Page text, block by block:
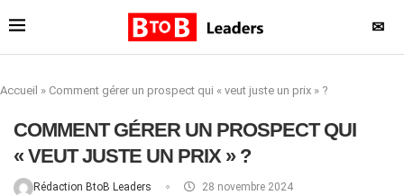
✉
Accueil » Comment gérer un prospect qui « veut juste un prix » ?
COMMENT GÉRER UN PROSPECT QUI
« VEUT JUSTE UN PRIX » ?
Rédaction BtoB Leaders 28 novembre 2024